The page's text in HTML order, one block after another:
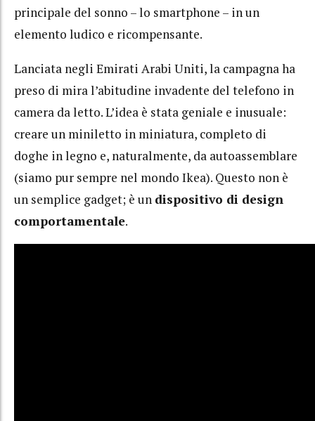
principale del sonno – lo smartphone – in un
elemento ludico e ricompensante.
Lanciata negli Emirati Arabi Uniti, la campagna ha
preso di mira l’abitudine invadente del telefono in
camera da letto. L’idea è stata geniale e inusuale:
creare un miniletto in miniatura, completo di
doghe in legno e, naturalmente, da autoassemblare
(siamo pur sempre nel mondo Ikea). Questo non è
un semplice gadget; è un dispositivo di design
comportamentale.